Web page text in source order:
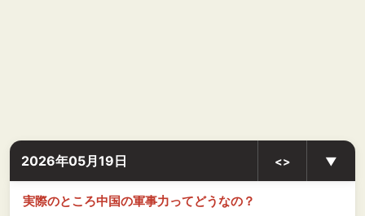
2026年05月19日 <> ▼
実際のところ中国の軍事力ってどうなの？